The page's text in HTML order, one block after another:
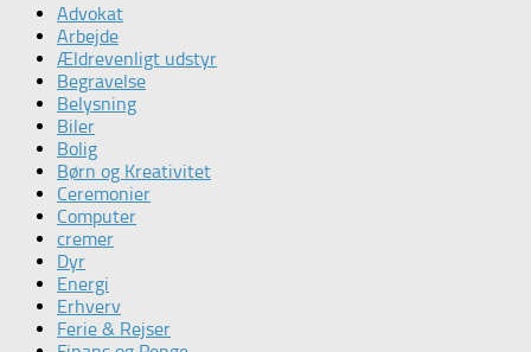
Advokat
Arbejde
Ældrevenligt udstyr
Begravelse
Belysning
Biler
Bolig
Børn og Kreativitet
Ceremonier
Computer
cremer
Dyr
Energi
Erhverv
Ferie & Rejser